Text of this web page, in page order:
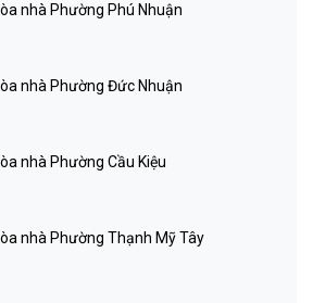
nhà Phường Phú Nhuận
nhà Phường Đức Nhuận
nhà Phường Cầu Kiệu
nhà Phường Thạnh Mỹ Tây